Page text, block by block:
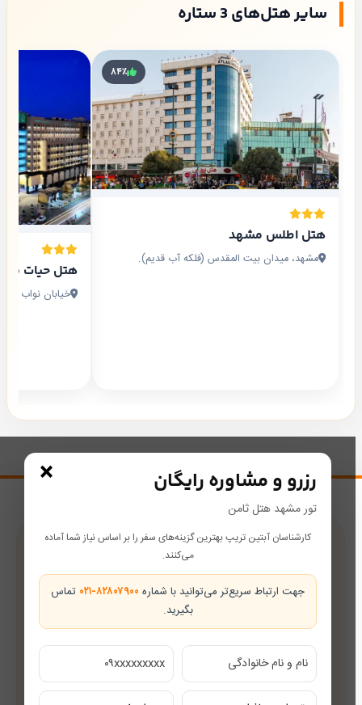
سایر هتل‌های 3 ستاره
۸۴٪
هتل اطلس مشهد
مشهد، میدان بیت المقدس (فلکه آب قدیم).
هتل حیات
خیابان نواب صفوی
رزرو و مشاوره رایگان
تور مشهد هتل ثامن
کارشناسان آبتین تریپ بهترین گزینه‌های سفر را بر اساس نیاز شما آماده
می‌کنند.
جهت ارتباط سریع‌تر می‌توانید با شماره ۰۲۱-۸۲۸۰۷۹۰۰ تماس
بگیرید.
×
پشتیبانی در طول سفر
همراه شما از رزرو تا بازگشت
تضمین بهترین قیمت
قیمت‌های رقابتی
مشاوره رایگان
کارشناسان مجرب گردشگری